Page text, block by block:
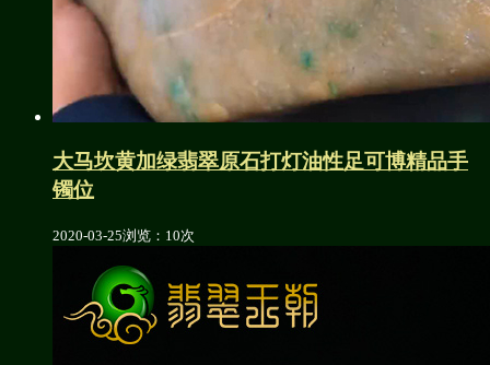
大马坎黄加绿翡翠原石打灯油性足可博精品手
镯位
2020-03-25浏览：10次